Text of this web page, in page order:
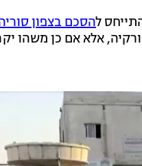
להסכם בצפון
אלא אם כן משהו